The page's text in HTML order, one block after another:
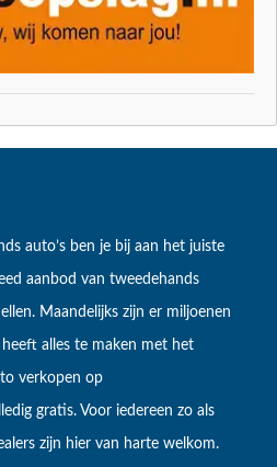
auto’s ben je bij aan het juiste
aanbod van tweedehands
Maandelijks zijn er miljoenen
alles te maken met het
verkopen op
gratis. Voor iedereen zo als
zijn hier van harte welkom.